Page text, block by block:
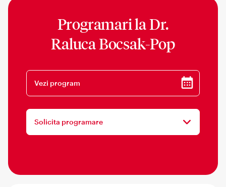
Programari laDr.
Raluca Bocsak-Pop
Vezi program
Solicita programare